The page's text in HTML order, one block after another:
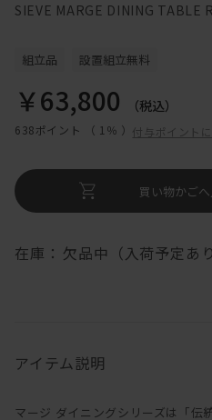
SIEVE MARGE DINING TABLE
￥63,800 （税込）
638ポイント （ 1％ ） 付与ポイント
在庫： 欠品中（入荷予定あり
組立品 設置組立無料
アイテム説明
マージ ダイニングシリーズは「伝